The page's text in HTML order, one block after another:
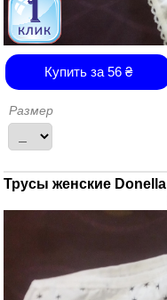
Купить за 56₴
Размер
Трусы женские